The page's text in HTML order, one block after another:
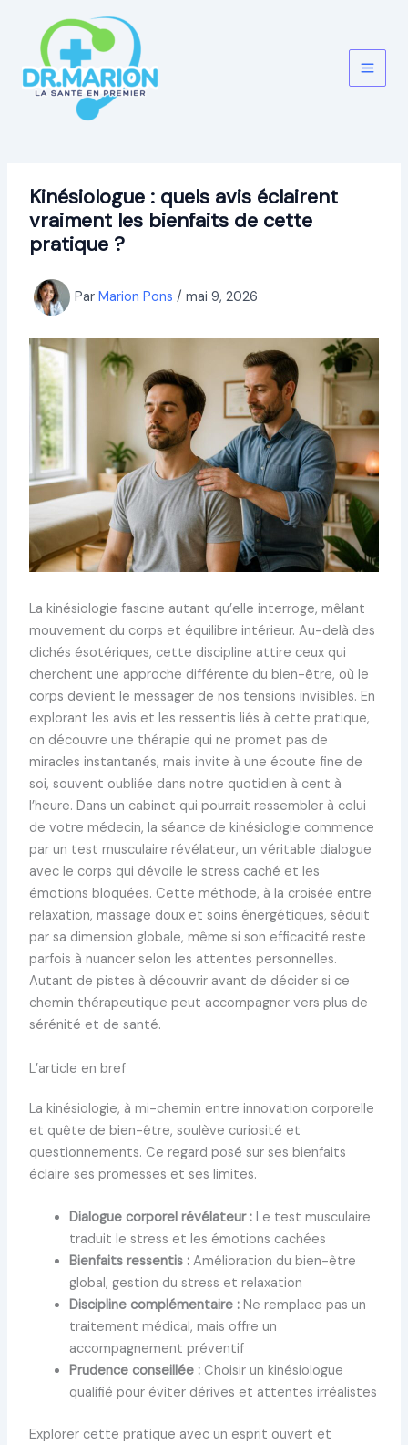
contenu
Kinésiologue : quels avis éclairent
vraiment les bienfaits de cette
pratique ?
Par Marion Pons / mai 9, 2026
La kinésiologie fascine autant qu’elle interroge, mêlant
mouvement du corps et équilibre intérieur. Au-delà des
clichés ésotériques, cette discipline attire ceux qui
cherchent une approche différente du bien-être, où le
corps devient le messager de nos tensions invisibles. En
explorant les avis et les ressentis liés à cette pratique,
on découvre une thérapie qui ne promet pas de
miracles instantanés, mais invite à une écoute fine de
soi, souvent oubliée dans notre quotidien à cent à
l’heure. Dans un cabinet qui pourrait ressembler à celui
de votre médecin, la séance de kinésiologie commence
par un test musculaire révélateur, un véritable dialogue
avec le corps qui dévoile le stress caché et les
émotions bloquées. Cette méthode, à la croisée entre
relaxation, massage doux et soins énergétiques, séduit
par sa dimension globale, même si son efficacité reste
parfois à nuancer selon les attentes personnelles.
Autant de pistes à découvrir avant de décider si ce
chemin thérapeutique peut accompagner vers plus de
sérénité et de santé.
L’article en bref
La kinésiologie, à mi-chemin entre innovation corporelle
et quête de bien-être, soulève curiosité et
questionnements. Ce regard posé sur ses bienfaits
éclaire ses promesses et ses limites.
Dialogue corporel révélateur :Le test musculaire
traduit le stress et les émotions cachées
Bienfaits ressentis :Amélioration du bien-être
global, gestion du stress et relaxation
Discipline complémentaire :Ne remplace pas un
traitement médical, mais offre un
accompagnement préventif
Prudence conseillée :Choisir un kinésiologue
qualifié pour éviter dérives et attentes irréalistes
Explorer cette pratique avec un esprit ouvert et